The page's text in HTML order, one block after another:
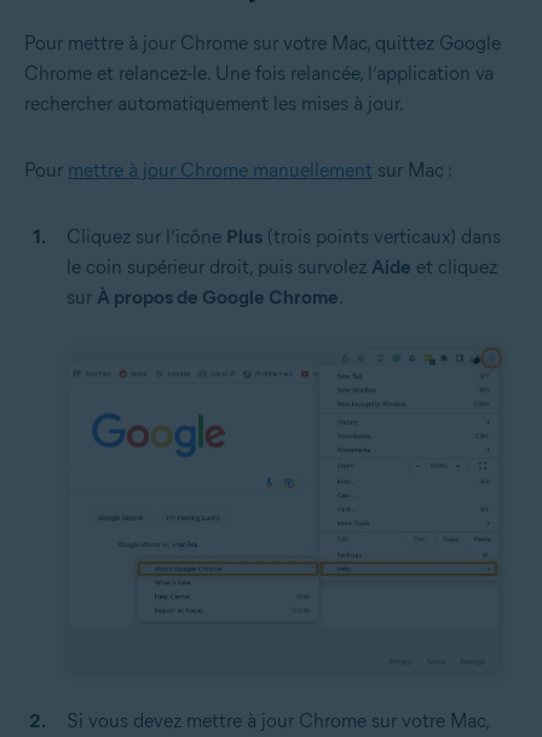
Pour mettre à jour Chrome sur votre Mac, quittez Google
Chrome et relancez-le. Une fois relancée, l’application va
rechercher automatiquement les mises à jour.
Pour mettre à jour Chrome manuellement sur Mac :
Cliquez sur l’icône Plus (trois points verticaux) dans
le coin supérieur droit, puis survolez Aide et cliquez
sur À propos de Google Chrome.
Si vous devez mettre à jour Chrome sur votre Mac,